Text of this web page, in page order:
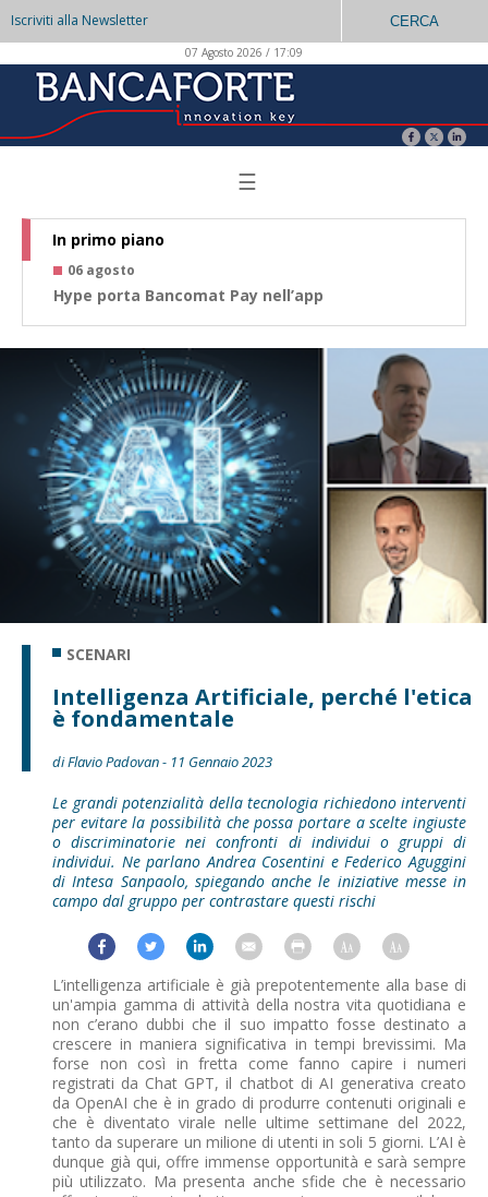
Iscriviti alla Newsletter CERCA
07 Agosto 2026 / 17:09
☰
In primo piano
06 agosto
Hype porta Bancomat Pay nell’app
SCENARI
Intelligenza Artificiale, perché l'etica
è fondamentale
di Flavio Padovan - 11 Gennaio 2023
Le grandi potenzialità della tecnologia richiedono interventi
per evitare la possibilità che possa portare a scelte ingiuste
o discriminatorie nei confronti di individui o gruppi di
individui. Ne parlano Andrea Cosentini e Federico Aguggini
di Intesa Sanpaolo, spiegando anche le iniziative messe in
campo dal gruppo per contrastare questi rischi
L’intelligenza artificiale è già prepotentemente alla base di
un'ampia gamma di attività della nostra vita quotidiana e
non c’erano dubbi che il suo impatto fosse destinato a
crescere in maniera significativa in tempi brevissimi. Ma
forse non così in fretta come fanno capire i numeri
registrati da Chat GPT, il chatbot di AI generativa creato
da OpenAI che è in grado di produrre contenuti originali e
che è diventato virale nelle ultime settimane del 2022,
tanto da superare un milione di utenti in soli 5 giorni. L’AI è
dunque già qui, offre immense opportunità e sarà sempre
più utilizzato. Ma presenta anche sfide che è necessario